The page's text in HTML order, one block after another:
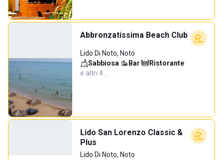
Abbronzatissima Beach Club
Lido Di Noto, Noto
Sabbiosa· Bar· Ristorante·
e altri 4…
Lido San Lorenzo Classic &
Plus
Lido Di Noto, Noto